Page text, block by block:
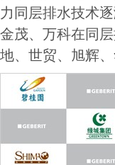
力同层排水技术
金茂、万科在同
地、世贸、旭辉